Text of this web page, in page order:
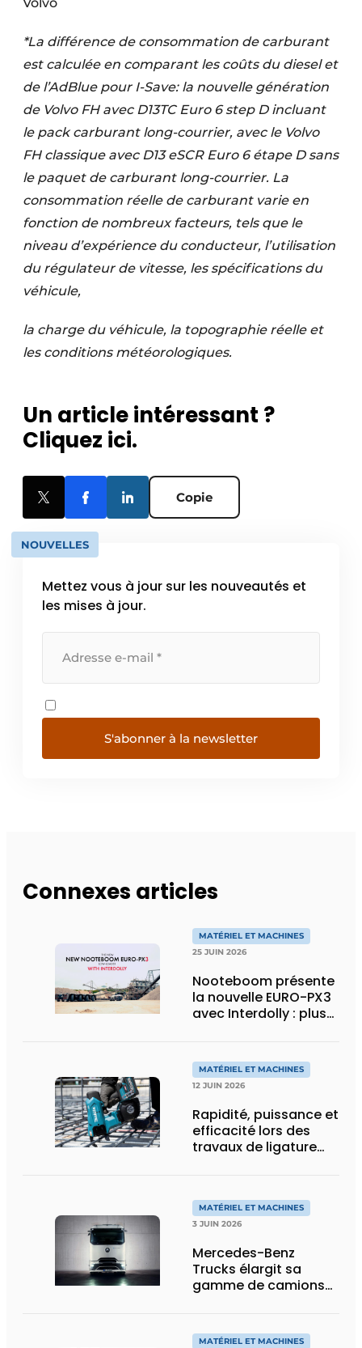
*La différence de consommation de carburant
est calculée en comparant les coûts du diesel et
de l’AdBlue pour I-Save: la nouvelle génération
de Volvo FH avec D13TC Euro 6 step D incluant
le pack carburant long-courrier, avec le Volvo
FH classique avec D13 eSCR Euro 6 étape D sans
le paquet de carburant long-courrier. La
consommation réelle de carburant varie en
fonction de nombreux facteurs, tels que le
niveau d’expérience du conducteur, l’utilisation
du régulateur de vitesse, les spécifications du
véhicule,
la charge du véhicule, la topographie réelle et
les conditions météorologiques.
Un article intéressant ?
Cliquez ici.
Copie
NOUVELLES
Mettez vous à jour sur les nouveautés et
les mises à jour.
S'abonner à la newsletter
Connexes articles
MATÉRIEL ET MACHINES
25 JUIN 2026
Nooteboom présente
la nouvelle EURO-PX3
avec Interdolly : plus
transport spécial
MATÉRIEL ET MACHINES
12 JUIN 2026
Rapidité, puissance et
efficacité lors des
travaux de ligature
MATÉRIEL ET MACHINES
3 JUIN 2026
Mercedes-Benz
Trucks élargit sa
gamme de camions
eActros Lowliner
MATÉRIEL ET MACHINES